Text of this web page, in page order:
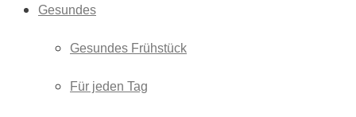
Gesundes
Gesundes Frühstück
Für jeden Tag